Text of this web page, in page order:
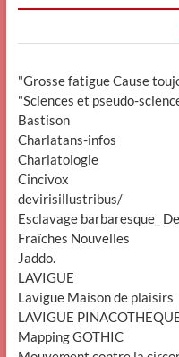
"Grosse fatigue Cause
"Sciences et pseudo-
Bastison
Charlatans-infos
Charlatologie
Cincivox
devirisillustribus/
Esclavage barbaresque_
Fraîches Nouvelles
Jaddo.
LAVIGUE
Lavigue Maison de plaisirs
LAVIGUE
Mapping GOTHIC